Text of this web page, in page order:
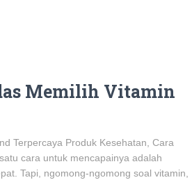
Memilih Vitamin
Terpercaya Produk Kesehatan, Cara
cara untuk mencapainya adalah
Tapi, ngomong-ngomong soal vitamin,